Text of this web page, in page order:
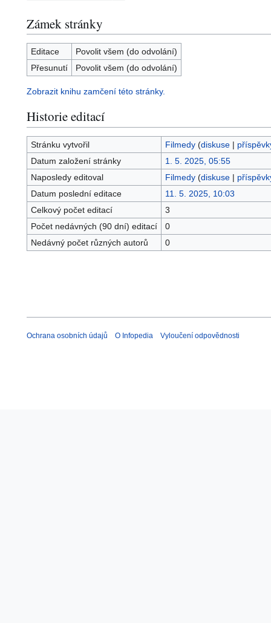
Zámek stránky
Editace
Povolit všem (do odvolání)
Přesunutí
Povolit všem (do odvolání)
Zobrazit knihu zamčení této stránky.
Historie editací
Stránku vytvořil Filmedy (diskuse|
Datum založení stránky
1. 5. 2025, 05:55
Naposledy editoval
Filmedy (diskuse|
Datum poslední editace
11. 5. 2025, 10:03
Celkový počet editací
3
Počet nedávných (90 dní) editací
0
Nedávný počet různých autorů
0
Ochrana osobních údajů O Infopedia Vyloučení odpovědnosti